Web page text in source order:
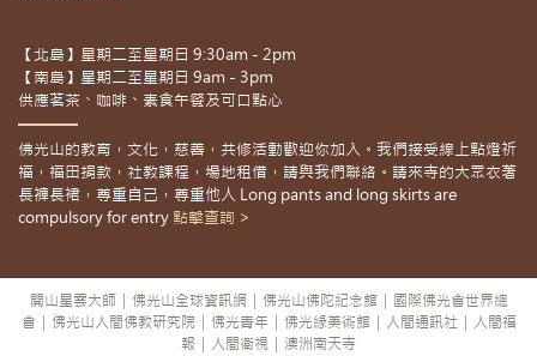
【北島】星期二至星期日 9:30am - 2pm
【南島】星期二至星期日 9am - 3pm
供應茗茶、咖啡、素食午餐及可口點心
佛光山的教育，文化，慈善，共修活動歡迎你加入。我們接受線上點燈祈
福，福田捐款，社教課程，場地租借，請與我們聯絡。請來寺的大眾衣著
長褲長裙，尊重自己，尊重他人 Long pants and long skirts are
compulsory for entry 點擊查詢 >
開山星雲大師 佛光山全球資訊網 佛光山佛陀紀念館
國際佛光會世界總
會
佛光山人間佛教研究院 佛光青年 佛光緣美術館 人間通訊社
人間福
報
人間衛視 澳洲南天寺